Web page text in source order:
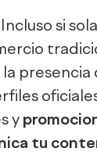
Incluso si
presencia
y
tu